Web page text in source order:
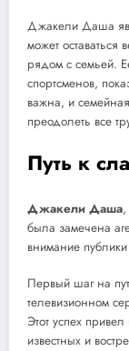
Джакели Даша
может оставаться
рядом с семьей.
спортсменов,
важна, и
преодолеть все
Путь к
Джакели Даша
была замечена
внимание
Первый шаг на
телевизионном
Этот успех
известных и